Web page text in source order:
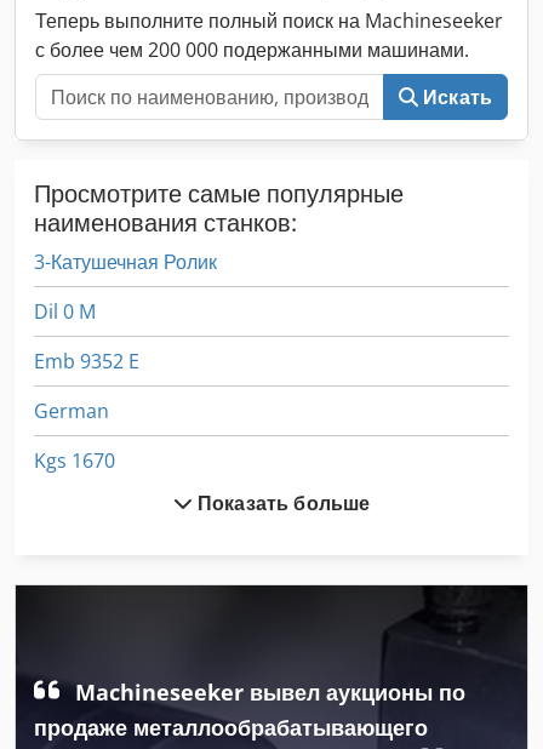
Теперь выполните полный поиск на Machineseeker
с более чем 200 000 подержанными машинами.
Искать
Просмотрите самые популярные
наименования станков:
3-Катушечная Ролик
Dil 0 M
Emb 9352 E
German
Kgs 1670
Как Связаться С Роликами
Показать больше
Machineseeker вывел аукционы по
продаже металлообрабатывающего